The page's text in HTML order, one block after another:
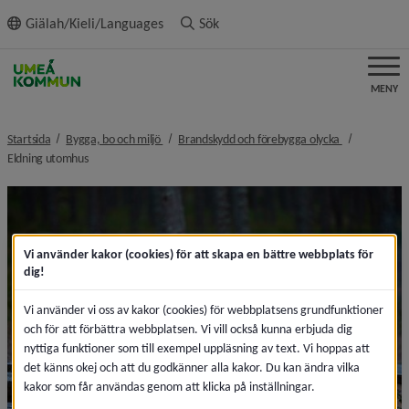
innehållet
Giälah/Kieli/Languages Sök
MENY
Startsida Bygga, bo och miljö nivå i brödsmulenavigeringen
Brandskydd och förebygga olycka
nivå i
Eldning utomhusnivå i brödsmulenavigeringen
Vi använder kakor (cookies) för att skapa en bättre webbplats för
dig!
Vi använder vi oss av kakor (cookies) för webbplatsens grundfunktioner
och för att förbättra webbplatsen. Vi vill också kunna erbjuda dig
nyttiga funktioner som till exempel uppläsning av text. Vi hoppas att
det känns okej och att du godkänner alla kakor. Du kan ändra vilka
kakor som får användas genom att klicka på inställningar.